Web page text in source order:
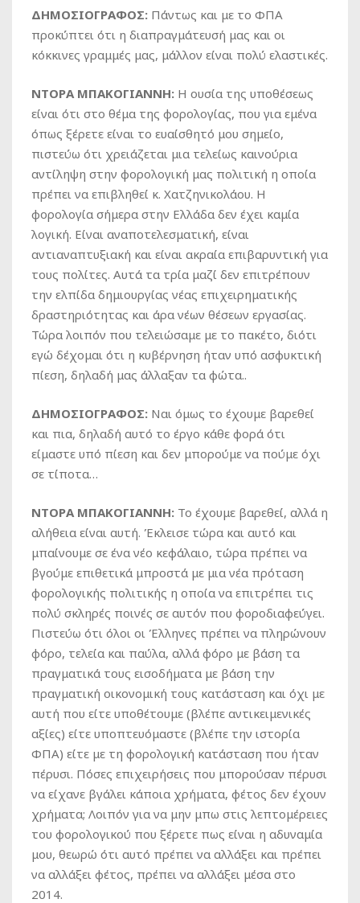
ΔΗΜΟΣΙΟΓΡΑΦΟΣ: Πάντως και με το ΦΠΑ
προκύπτει ότι η διαπραγμάτευσή μας και οι
κόκκινες γραμμές μας, μάλλον είναι πολύ ελαστικές.
ΝΤΟΡΑ ΜΠΑΚΟΓΙΑΝΝΗ: Η ουσία της υποθέσεως
είναι ότι στο θέμα της φορολογίας, που για εμένα
όπως ξέρετε είναι το ευαίσθητό μου σημείο,
πιστεύω ότι χρειάζεται μια τελείως καινούρια
αντίληψη στην φορολογική μας πολιτική η οποία
πρέπει να επιβληθεί κ. Χατζηνικολάου. Η
φορολογία σήμερα στην Ελλάδα δεν έχει καμία
λογική. Είναι αναποτελεσματική, είναι
αντιαναπτυξιακή και είναι ακραία επιβαρυντική για
τους πολίτες. Αυτά τα τρία μαζί δεν επιτρέπουν
την ελπίδα δημιουργίας νέας επιχειρηματικής
δραστηριότητας και άρα νέων θέσεων εργασίας.
Τώρα λοιπόν που τελειώσαμε με το πακέτο, διότι
εγώ δέχομαι ότι η κυβέρνηση ήταν υπό ασφυκτική
πίεση, δηλαδή μας άλλαξαν τα φώτα..
ΔΗΜΟΣΙΟΓΡΑΦΟΣ: Ναι όμως το έχουμε βαρεθεί
και πια, δηλαδή αυτό το έργο κάθε φορά ότι
είμαστε υπό πίεση και δεν μπορούμε να πούμε όχι
σε τίποτα…
ΝΤΟΡΑ ΜΠΑΚΟΓΙΑΝΝΗ: Το έχουμε βαρεθεί, αλλά η
αλήθεια είναι αυτή. Έκλεισε τώρα και αυτό και
μπαίνουμε σε ένα νέο κεφάλαιο, τώρα πρέπει να
βγούμε επιθετικά μπροστά με μια νέα πρόταση
φορολογικής πολιτικής η οποία να επιτρέπει τις
πολύ σκληρές ποινές σε αυτόν που φοροδιαφεύγει.
Πιστεύω ότι όλοι οι Έλληνες πρέπει να πληρώνουν
φόρο, τελεία και παύλα, αλλά φόρο με βάση τα
πραγματικά τους εισοδήματα με βάση την
πραγματική οικονομική τους κατάσταση και όχι με
αυτή που είτε υποθέτουμε (βλέπε αντικειμενικές
αξίες) είτε υποπτευόμαστε (βλέπε την ιστορία
ΦΠΑ) είτε με τη φορολογική κατάσταση που ήταν
πέρυσι. Πόσες επιχειρήσεις που μπορούσαν πέρυσι
να είχανε βγάλει κάποια χρήματα, φέτος δεν έχουν
χρήματα; Λοιπόν για να μην μπω στις λεπτομέρειες
του φορολογικού που ξέρετε πως είναι η αδυναμία
μου, θεωρώ ότι αυτό πρέπει να αλλάξει και πρέπει
να αλλάξει φέτος, πρέπει να αλλάξει μέσα στο
2014.